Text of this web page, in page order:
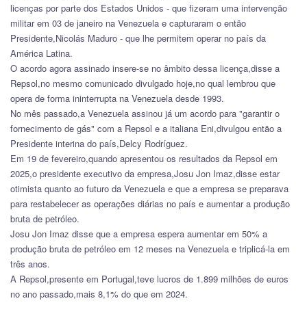
licenças por parte dos Estados Unidos - que fizeram uma intervenção
militar em 03 de janeiro na Venezuela e capturaram o então
Presidente,Nicolás Maduro - que lhe permitem operar no país da
América Latina.
O acordo agora assinado insere-se no âmbito dessa licença,disse a
Repsol,no mesmo comunicado divulgado hoje,no qual lembrou que
opera de forma ininterrupta na Venezuela desde 1993.
No mês passado,a Venezuela assinou já um acordo para "garantir o
fornecimento de gás" com a Repsol e a italiana Eni,divulgou então a
Presidente interina do país,Delcy Rodríguez.
Em 19 de fevereiro,quando apresentou os resultados da Repsol em
2025,o presidente executivo da empresa,Josu Jon Imaz,disse estar
otimista quanto ao futuro da Venezuela e que a empresa se preparava
para restabelecer as operações diárias no país e aumentar a produção
bruta de petróleo.
Josu Jon Imaz disse que a empresa espera aumentar em 50% a
produção bruta de petróleo em 12 meses na Venezuela e triplicá-la em
três anos.
A Repsol,presente em Portugal,teve lucros de 1.899 milhões de euros
no ano passado,mais 8,1% do que em 2024.